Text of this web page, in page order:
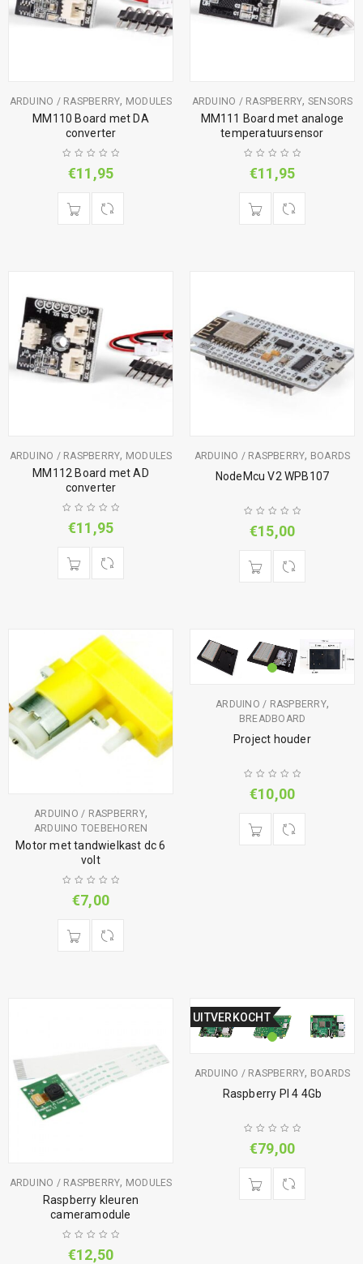
ARDUINO / RASPBERRY, MODULES
MM110 Board met DA
converter
€11,95
ARDUINO / RASPBERRY, SENSORS
MM111 Board met analoge
temperatuursensor
€11,95
ARDUINO / RASPBERRY, MODULES
MM112 Board met AD
converter
€11,95
ARDUINO / RASPBERRY, BOARDS
NodeMcu V2 WPB107
€15,00
ARDUINO / RASPBERRY,
ARDUINO TOEBEHOREN
Motor met tandwielkast dc 6
volt
€7,00
ARDUINO / RASPBERRY,
BREADBOARD
Project houder
€10,00
ARDUINO / RASPBERRY, MODULES
Raspberry kleuren
cameramodule
€12,50
UITVERKOCHT
ARDUINO / RASPBERRY, BOARDS
Raspberry PI 4 4Gb
€79,00